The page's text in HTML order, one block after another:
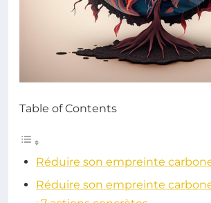
Table of Contents
Réduire son empreinte
Réduire son empreinte